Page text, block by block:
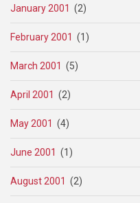
January 2001 (2)
February 2001 (1)
March 2001 (5)
April 2001 (2)
May 2001 (4)
June 2001 (1)
August 2001 (2)